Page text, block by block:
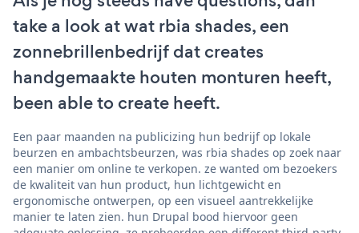
take a look at wat rbia shades, een
zonnebrillenbedrijf dat creates
handgemaakte houten monturen heeft,
been able to create heeft.
Een paar maanden na publicizing hun bedrijf op lokale
beurzen en ambachtsbeurzen, was rbia shades op zoek naar
een manier om online te verkopen. ze wanted om bezoekers
de kwaliteit van hun product, hun lichtgewicht en
ergonomische ontwerpen, op een visueel aantrekkelijke
manier te laten zien. hun Drupal bood hiervoor geen